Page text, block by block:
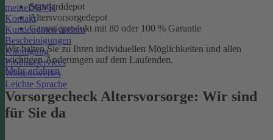
meineDEVK
Kontakt
Kundendaten ändern
Bescheinigungen
Kündigung
Produktservices
Wissenswertes
Leichte Sprache
Standarddepot
Altersvorsorgedepot
Garantieprodukt mit 80 oder 100 % Garantie
Wir halten Sie zu Ihren individuellen Möglichkeiten und allen
wichtigen Änderungen auf dem Laufenden.
Mehr erfahren
Vorsorgecheck Altersvorsorge:­ Wir sind
für Sie da